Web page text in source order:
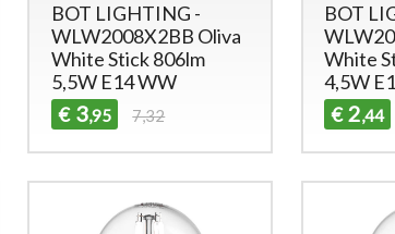
BOT LIGHTING -
WLW2008X2BB Oliva
White Stick 806lm
5,5W E14 WW
€ 3,95 7,32
BOT
White
4,5W
€ 2,44